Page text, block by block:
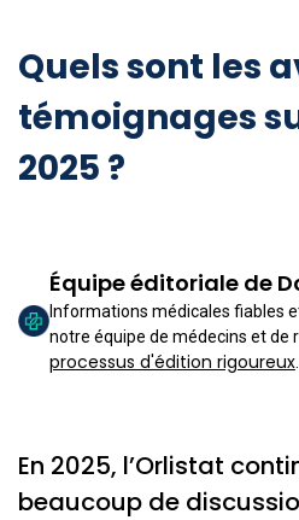
Quels sont les
témoignages
2025 ?
Équipe éditoriale de
Informations médicales fiables
notre équipe de médecins et de
processus d'édition rigoureux.
En 2025, l’Orlistat
beaucoup de